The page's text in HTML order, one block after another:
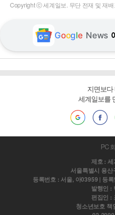
Copyright ⓒ 세계일보. 무단 전재 및 재배
Google News
지면보다
세계일보를
PC
제호 :
서울특별시 용
등록번호 : 서울, 아03959 | 등
발행인 :
편집인 :
청소년보호 책